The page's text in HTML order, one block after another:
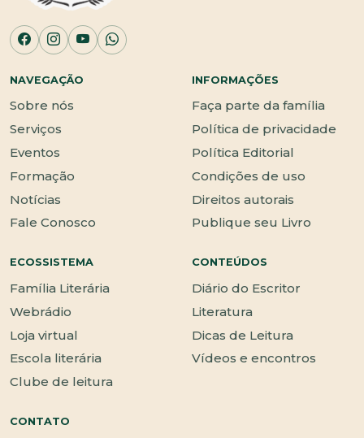
NAVEGAÇÃO
Sobre nós
Serviços
Eventos
Formação
Notícias
Fale Conosco
INFORMAÇÕES
Faça parte da família
Política de privacidade
Política Editorial
Condições de uso
Direitos autorais
Publique seu Livro
ECOSSISTEMA
Família Literária
Webrádio
Loja virtual
Escola literária
Clube de leitura
CONTEÚDOS
Diário do Escritor
Literatura
Dicas de Leitura
Vídeos e encontros
CONTATO